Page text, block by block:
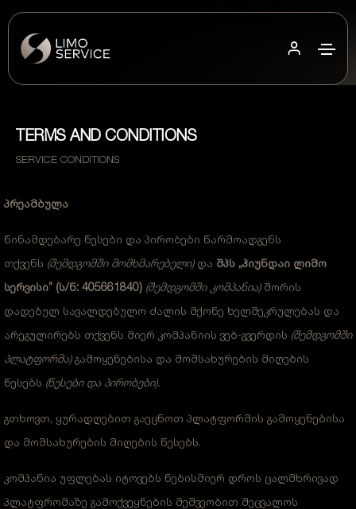
TERMS AND CONDITIONS
SERVICE CONDITIONS
პრეამბულა
წინამდებარე წესები და პირობები წარმოადგენს
თქვენს (შემდგომში მომხმარებელი)და შპს „ჰიუნდაი ლიმო
სერვისი” (ს/ნ: 405661840) (შემდგომში კომპანია)შორის
დადებულ სავალდებულო ძალის მქონე ხელშეკრულებას და
არეგულირებს თქვენს მიერ კომპანიის ვებ-გვერდის (შემდგომში
პლატფორმა)გამოყენებისა და მომსახურების მიღების
წესებს (წესები და პირობები).
გთხოვთ, ყურადღებით გაეცნოთ პლატფორმის გამოყენებისა
და მომსახურების მიღების წესებს.
კომპანია უფლებას იტოვებს ნებისმიერ დროს ცალმხრივად
პლატფრომაზე გამოქვეყნების მეშვეობით შეცვალოს